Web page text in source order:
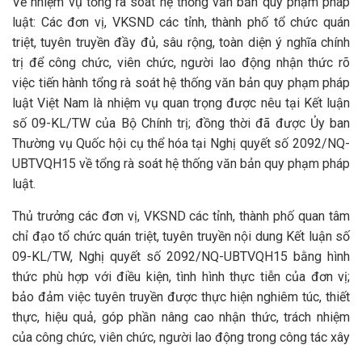
luật: Các đơn vị, VKSND các tỉnh, thành phố tổ chức quán
triệt, tuyên truyền đầy đủ, sâu rộng, toàn diện ý nghĩa chính
trị để công chức, viên chức, người lao động nhận thức rõ
việc tiến hành tổng rà soát hệ thống văn bản quy phạm pháp
luật Việt Nam là nhiệm vụ quan trọng được nêu tại Kết luận
số 09-KL/TW của Bộ Chính trị; đồng thời đã được Ủy ban
Thường vụ Quốc hội cụ thể hóa tại Nghị quyết số 2092/NQ-
UBTVQH15 về tổng rà soát hệ thống văn bản quy phạm pháp
luật.
Thủ trưởng các đơn vị, VKSND các tỉnh, thành phố quan tâm
chỉ đạo tổ chức quán triệt, tuyên truyền nội dung Kết luận số
09-KL/TW, Nghị quyết số 2092/NQ-UBTVQH15 bằng hình
thức phù hợp với điều kiện, tình hình thực tiễn của đơn vị;
bảo đảm việc tuyên truyền được thực hiện nghiêm túc, thiết
thực, hiệu quả, góp phần nâng cao nhận thức, trách nhiệm
của công chức, viên chức, người lao động trong công tác xây